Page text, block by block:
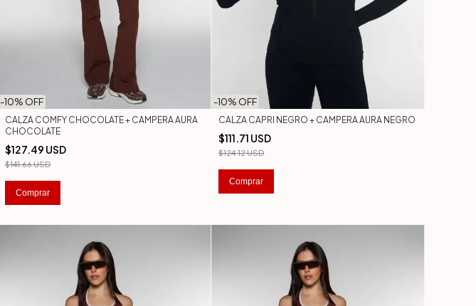
-10% OFF
CALZA COMFY CHOCOLATE + CAMPERA AURA
CHOCOLATE
$127.49 USD
$141.66 USD
Comprar
-10% OFF
CALZA CAPRI NEGRO + CAMPERA AURA NEGRO
$111.71 USD
$124.12 USD
Comprar